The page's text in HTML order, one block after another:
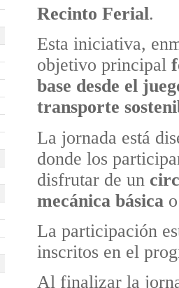
Recinto Ferial.
Esta iniciativa,
objetivo principal
base desde el
transporte
La jornada está
donde los
disfrutar de un
mecánica básica
La participación
inscritos en el
Al finalizar la